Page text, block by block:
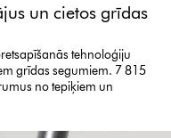
un cietos grīdas
tehnoloģiju
grīdas segumiem. 7 815
no tepiķiem un